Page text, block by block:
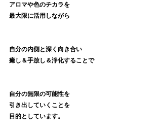
アロマや色のチカラを
最大限に活用しながら
自分の内側と深く向き合い
癒し＆手放し＆浄化することで
自分の無限の可能性を
引き出していくことを
目的としています。